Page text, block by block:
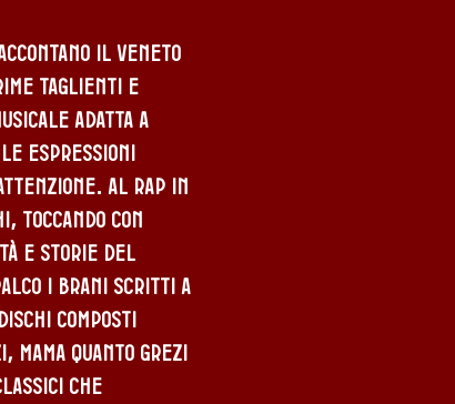
il Veneto
taglienti e
adatta a
espressioni
Al rap in
toccando con
e storie del
i brani scritti a
composti
Quanto Grezi
che